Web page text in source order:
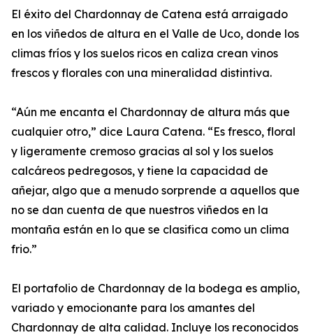
El éxito del Chardonnay de Catena está arraigado
en los viñedos de altura en el Valle de Uco, donde los
climas fríos y los suelos ricos en caliza crean vinos
frescos y florales con una mineralidad distintiva.
“Aún me encanta el Chardonnay de altura más que
cualquier otro,” dice Laura Catena. “Es fresco, floral
y ligeramente cremoso gracias al sol y los suelos
calcáreos pedregosos, y tiene la capacidad de
añejar, algo que a menudo sorprende a aquellos que
no se dan cuenta de que nuestros viñedos en la
montaña están en lo que se clasifica como un clima
frio.”
El portafolio de Chardonnay de la bodega es amplio,
variado y emocionante para los amantes del
Chardonnay de alta calidad. Incluye los reconocidos